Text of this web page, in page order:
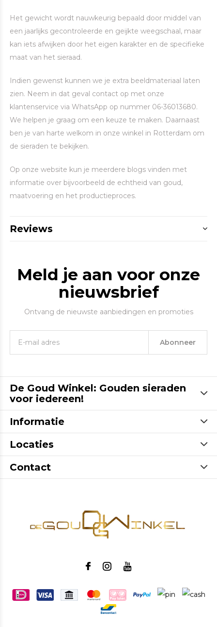
Het gewicht wordt nauwkeurig bepaald door middel van
een jaarlijks gecontroleerde en geijkte weegschaal, maar
kan iets afwijken door het eigen karakter en de specifieke
maat van het sieraad.
Indien gewenst kunnen we je extra beeldmateriaal laten
zien. Neem in dat geval contact op met onze
klantenservice via WhatsApp op nummer 06-36013680.
We helpen je graag om een keuze te maken. Daarnaast
ben je van harte welkom in onze winkel in Rotterdam om
de sieraden te bekijken.
Op onze website kun je meerdere blogs vinden met
informatie over bijvoorbeeld de echtheid van goud,
maatvoering en het productieproces.
Reviews
Meld je aan voor onze
nieuwsbrief
Ontvang de nieuwste aanbiedingen en promoties
Abonneer
De Goud Winkel: Gouden sieraden
voor iedereen!
Informatie
Locaties
Contact